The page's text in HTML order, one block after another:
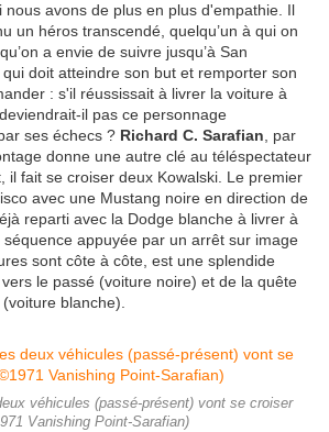
nous avons de plus en plus d'empathie. Il
un héros transcendé, quelqu’un à qui on
a envie de suivre jusqu’à San
qui doit atteindre son but et remporter son
: s'il réussissait à livrer la voiture à
il pas ce personnage
ses échecs ? Richard C. Sarafian , par
donne une autre clé au téléspectateur
il fait se croiser deux Kowalski. Le premier
avec une Mustang noire en direction de
reparti avec la Dodge blanche à livrer à
appuyée par un arrêt sur image
sont côte à côte, est une splendide
le passé (voiture noire) et de la quête
blanche).
véhicules (passé-présent) vont se croiser
Vanishing Point-Sarafian)